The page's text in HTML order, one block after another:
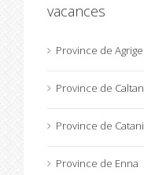
vacances
Province de
Province de
Province de
Province de Enna